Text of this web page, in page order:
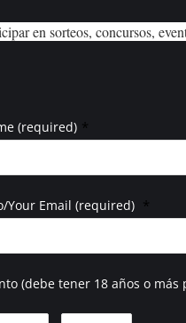
en sorteos, concursos,
(required) *
Your Email (required) *
(debe tener 18 años o más